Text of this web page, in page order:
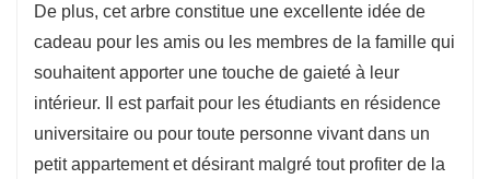
accompagner pendant de nombreuses fêtes.
Ses branches peuvent accueillir une grande
variété de décorations, des boules classiques
aux accessoires modernes, offrant ainsi une
grande liberté de style. Cette polyvalence le
De plus, cet arbre constitue une excellente idée de
cadeau pour les amis ou les membres de la famille qui
souhaitent apporter une touche de gaieté à leur
intérieur. Il est parfait pour les étudiants en résidence
universitaire ou pour toute personne vivant dans un
petit appartement et désirant malgré tout profiter de la